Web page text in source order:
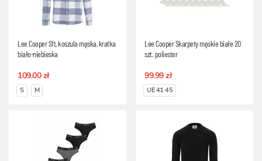
Lee Cooper Sft, koszula męska, kratka
biało-niebieska
109.00 zł
S M
Lee Cooper Skarpety męskie białe 20
szt. poliester
99.99 zł
UE 41 45